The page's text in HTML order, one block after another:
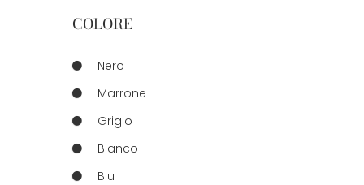
COLORE
Nero
Marrone
Grigio
Bianco
Blu